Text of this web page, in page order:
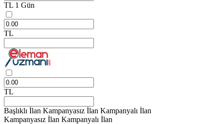
TL 1 Gün
TL
TL
Başlıklı İlan Kampanyasız İlan Kampanyalı İlan
Kampanyasız İlan Kampanyalı İlan